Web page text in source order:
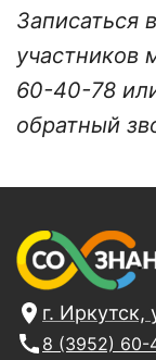
Записаться
участников
60-40-78
обратный
г. Иркутск,
8 (3952) 60-